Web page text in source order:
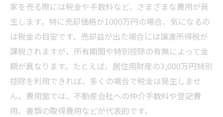
家を売る際には税金や手数料など、さまざまな費用が発
生します。特に売却価格が1000万円の場合、気になるの
は税金の目安です。売却益が出た場合には譲渡所得税が
課税されますが、所有期間や特別控除の有無によって金
額が異なります。たとえば、居住用財産の3,000万円特別
控除を利用できれば、多くの場合で税金は発生しませ
ん。費用面では、不動産会社への仲介手数料や登記費
用、書類の取得費用などが代表的です。